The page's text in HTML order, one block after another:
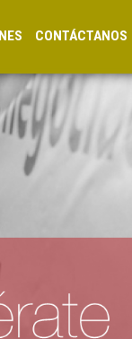
CONTÁCTANOS